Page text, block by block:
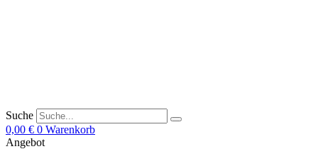
Suche
0,00 € 0 Warenkorb
Angebot